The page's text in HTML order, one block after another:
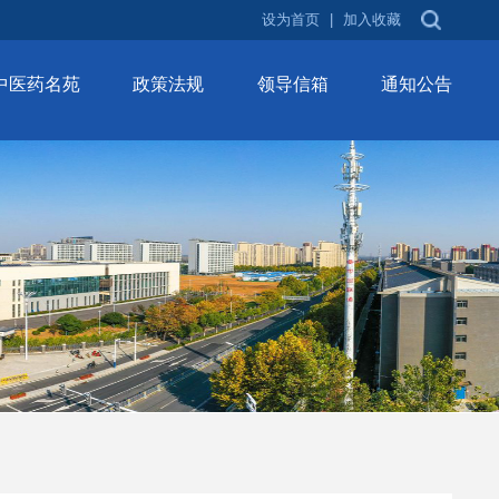
设为首页 加入收藏
医药名苑 政策法规 领导信箱 通知公告